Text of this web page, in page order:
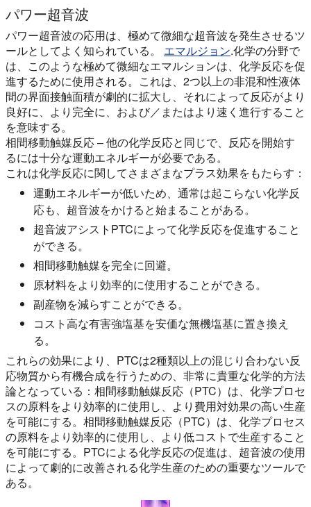
パワー超音波
パワー超音波の応用は、極めて微細な超音波を発生させるツ
ールとしてよく知られている。 エマルジョン.化学の分野で
は、このような極めて微細なエマルションは、化学反応を促
進するために使用される。これは、2つ以上の非混和性液体
間の界面接触面積が劇的に拡大し、それによって反応がより
良好に、より完全に、および／またはより速く進行すること
を意味する。
相間移動触媒反応 – 他の化学反応と同じで、反応を開始す
るには十分な運動エネルギーが必要である。
これは化学反応に関してさまざまなプラス効果をもたらす：
運動エネルギーが低いため、通常は起こらない化学反
応も、超音波をかけると始まることがある。
超音波アシストPTCによって化学反応を促進すること
ができる。
相間移動触媒を完全に回避。
原材料をより効率的に使用することができる。
副産物を減らすことができる。
コスト高な有害強塩基を安価な無機塩基に置き換え
る。
これらの効果により、PTCは2種類以上の混じり合わない反
応物質から有機合成を行うための、非常に貴重な化学的方法
論となっている：相間移動触媒反応（PTC）は、化学プロセ
スの原料をより効率的に使用し、より費用対効果の高い生産
を可能にする。相間移動触媒反応（PTC）は、化学プロセス
の原料をより効率的に使用し、より低コストで生産すること
を可能にする。PTCによる化学反応の促進は、超音波の使用
によって劇的に改善される化学生産のための重要なツールで
ある。